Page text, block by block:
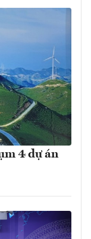
4 dự án